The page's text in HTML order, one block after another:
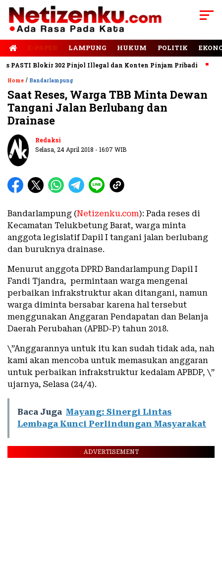
E-PAPER LAMPUNG HUKUM POLITIK
Blokir 302 Pinjol Illegal dan Konten Pinjam Pribadi
Home / Bandarlampung
Saat Reses, Warga TBB Minta Dewan
Tangani Jalan Berlubang dan
Drainase
Redaksi
Selasa, 24 April 2018 - 16:07 WIB
Bandarlampung (Netizenku.com): Pada reses di
Kecamatan Telukbetung Barat, warga minta
anggota legislatif Dapil I tangani jalan berlubang
dan buruknya drainase.
Menurut anggota DPRD Bandarlampung Dapil I
Fandi Tjandra, permintaan warga mengenai
perbaikan infrakstruktur akan ditangani, namun
warga diminta bersabar karena hal tersebut
menggunakan Anggaran Pendapatan dan Belanja
Daerah Perubahan (APBD-P) tahun 2018.
\”Anggarannya untuk itu kan sudah tidak ada, nah
kami akan mencoba untuk memasukan anggaran
untuk perbaikan infrakstruktur kedalam APBDP, \”
ujarnya, Selasa (24/4).
Baca Juga Mayang: Sinergi Lintas
Lembaga Kunci Perlindungan Masyarakat
ADVERTISEMENT